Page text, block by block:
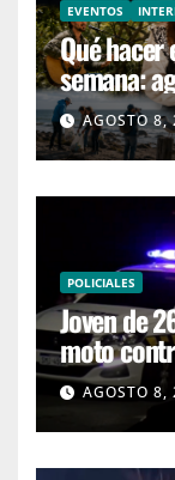
EVENTOS
Qué
semana:
sábado y
AGOSTO 8,
POLICIALES
Joven de
moto
Mansa
AGOSTO 8,